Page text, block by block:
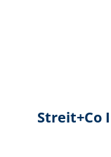
Streit+Co